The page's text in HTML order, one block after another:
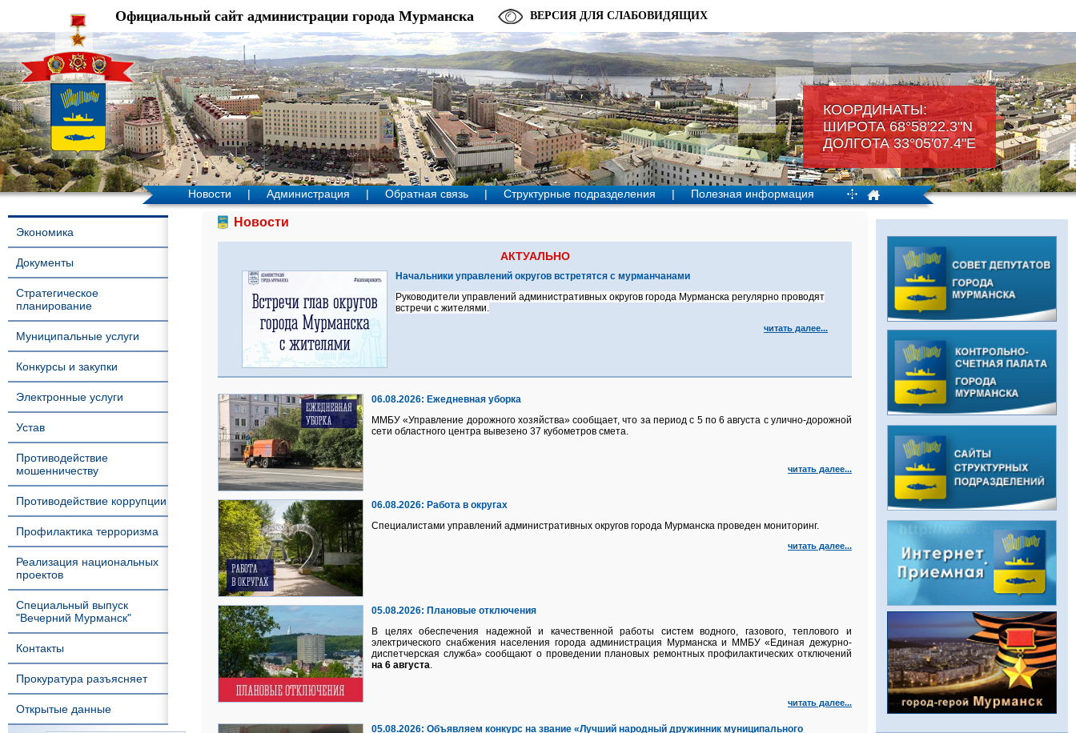
КООРДИНАТЫ:
ШИРОТА 68°58'22.3"N
ДОЛГОТА 33°05'07.4"Е
Официальный сайт администрации города Мурманска ВЕРСИЯ ДЛЯ СЛАБОВИДЯЩИХ
Новости | Администрация | Обратная связь | Структурные подразделения | Полезная информация
Экономика
Документы
Стратегическое
планирование
Муниципальные услуги
Конкурсы и закупки
Электронные услуги
Устав
Противодействие
мошенничеству
Противодействие коррупции
Профилактика терроризма
Реализация национальных
проектов
Специальный выпуск
"Вечерний Мурманск"
Контакты
Прокуратура разъясняет
Открытые данные
Новости
АКТУАЛЬНО
Начальники управлений округов встретятся с мурманчанами
Руководители управлений административных округов города Мурманска регулярно проводят
встречи с жителями.
читать далее...
06.08.2026: Ежедневная уборка
ММБУ «Управление дорожного хозяйства» сообщает, что за период с 5 по 6 августа с улично‑дорожной
сети областного центра вывезено 37 кубометров смета.
читать далее...
06.08.2026: Работа в округах
Специалистами управлений административных округов города Мурманска проведен мониторинг.
читать далее...
05.08.2026: Плановые отключения
В целях обеспечения надежной и качественной работы систем водного, газового, теплового и
электрического снабжения населения города администрация Мурманска и ММБУ «Единая дежурно-
диспетчерская служба» сообщают о проведении плановых ремонтных профилактических отключений
на 6 августа.
читать далее...
05.08.2026: Объявляем конкурс на звание «Лучший народный дружинник муниципального